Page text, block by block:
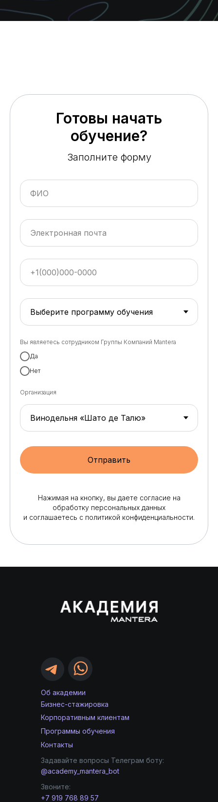
Готовы начать
обучение?
Заполните форму
Вы являетесь сотрудником Группы Компаний Mantera
Да
Нет
Организация
Отправить
Нажимая на кнопку, вы даете согласие на
обработку персональных данных
и соглашаетесь c политикой конфиденциальности.
Бизнес-стажировка
Контакты
Корпоративным клиентам
Об академии
Программы обучения
Звоните:
+7 919 768 89 57
Задавайте вопросы Телеграм боту:
@academy_mantera_bot